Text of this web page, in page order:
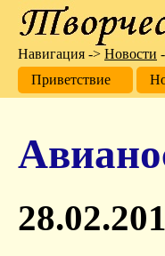
Навигация -> Новости
Приветствие